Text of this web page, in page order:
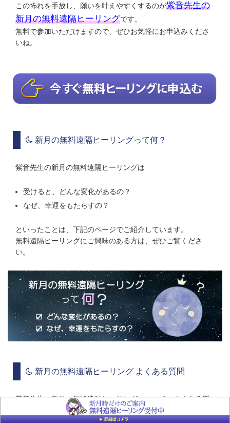
この怖れを手放し、願いを叶えやすくするのが紫音先生の
新月の無料遠隔ヒーリングです。
無料で参加いただけますので、ぜひお気軽にお申込みくださ
いね。
新月の無料遠隔ヒーリングって何？
紫音先生の新月の無料遠隔ヒーリングは
受けると、どんな変化があるの？
なぜ、幸運をもたらすの？
といったことは、下記のページでご紹介しています。
無料遠隔ヒーリングにご興味のある方は、ぜひご覧くださ
い。
新月の無料遠隔ヒーリング よくある質問
紫音先生の新月の無料遠隔ヒーリングについて、よくある質
問をQ＆Aの形式でまとめています。